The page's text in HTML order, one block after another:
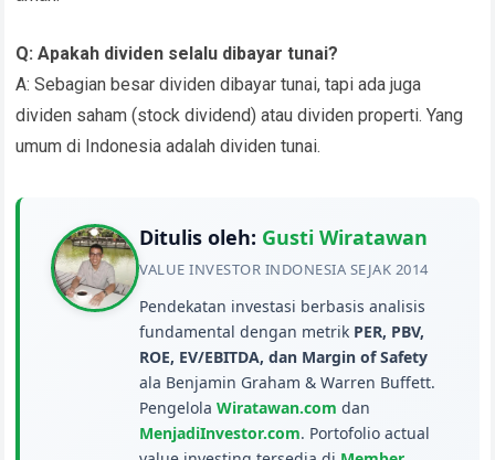
Q: Apakah dividen selalu dibayar tunai?
A: Sebagian besar dividen dibayar tunai, tapi ada juga
dividen saham (stock dividend) atau dividen properti. Yang
umum di Indonesia adalah dividen tunai.
Ditulis oleh: Gusti Wiratawan
VALUE INVESTOR INDONESIA SEJAK 2014
Pendekatan investasi berbasis analisis
fundamental dengan metrik PER, PBV,
ROE, EV/EBITDA, dan Margin of Safety
ala Benjamin Graham & Warren Buffett.
PengelolaWiratawan.com dan
MenjadiInvestor.com. Portofolio actual